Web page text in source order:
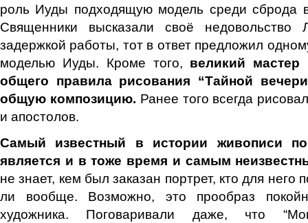
роль Иуды подходящую модель среди сброда
Священники высказали своё
задержкой работы, тот в ответ предложил
моделью Иуды. Кроме того, великий
общего правила рисования “Тайной
общую композицию. Ранее того всегда
и апостолов.
Самый известный в истории живописи
является и в тоже время и самым
не знает, кем был заказан портрет, кто для него
ли вообще. Возможно, это прообраз
художника. Поговаривали даже, что